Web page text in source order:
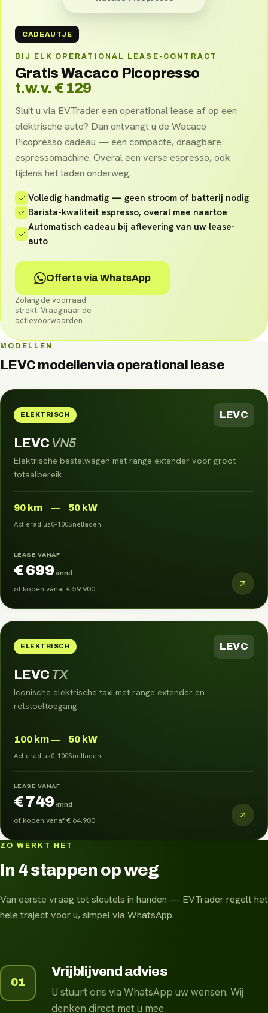
CADEAUTJE
BIJ ELK OPERATIONAL LEASE-CONTRACT
Gratis Wacaco Picopresso
t.w.v. € 129
Sluit u via EVTrader een operational lease af op een
elektrische auto? Dan ontvangt u de Wacaco
Picopresso cadeau — een compacte, draagbare
espressomachine. Overal een verse espresso, ook
tijdens het laden onderweg.
Volledig handmatig — geen stroom of batterij nodig
Barista-kwaliteit espresso, overal mee naartoe
Automatisch cadeau bij aflevering van uw lease-
auto
Offerte via WhatsApp
Zolang de voorraad
strekt. Vraag naar de
actievoorwaarden.
MODELLEN
LEVC modellen viaoperational lease
ELEKTRISCH LEVC
LEVC VN5
Elektrische bestelwagen met range extender voor groot
totaalbereik.
90 km
Actieradius
—
0–100
50 kW
Snelladen
LEASE VANAF
€ 699 /mnd
of kopen vanaf€ 59.900
ELEKTRISCH LEVC
LEVC TX
Iconische elektrische taxi met range extender en
rolstoeltoegang.
100 km
Actieradius
—
0–100
50 kW
Snelladen
LEASE VANAF
€ 749 /mnd
of kopen vanaf€ 64.900
ZO WERKT HET
In 4 stappen op weg
Van eerste vraag tot sleutels in handen — EVTrader regelt het
hele traject voor u, simpel via WhatsApp.
01
Vrijblijvend advies
U stuurt ons via WhatsApp uw wensen. Wij
denken direct met u mee.